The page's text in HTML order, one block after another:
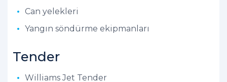
Can yelekleri
Yangın söndürme ekipmanları
Tender
Williams Jet Tender